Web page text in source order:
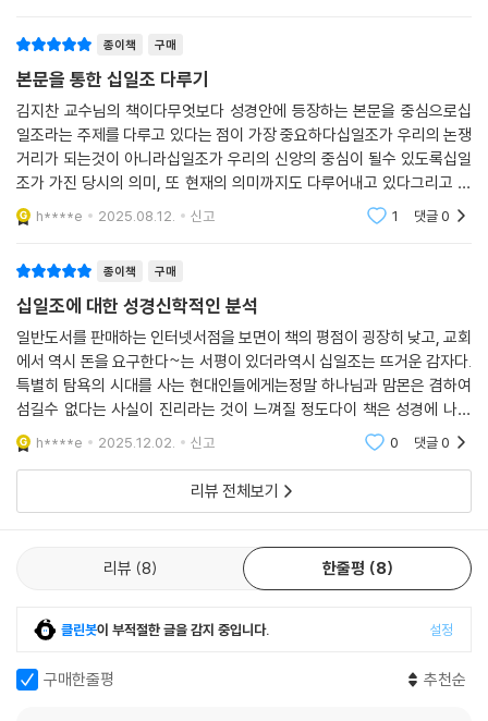
게 제시한다.
- 우병훈 (고신대학교 신학과, 교의학 교수)
복음에 합당한 거룩한 교회를 세우고자 하는 성도라면 반드시 읽어야 할
소중한 책이다.
성경의 원천으로 돌아가 십일조의 진정한 의미를 회복시키는 귀중한 안내
- 홍성환 (이천신하교회 목사)
모든 성도들과 목회자들에게 이 책의 메시지를 전하고 공유하고 싶은 마음
이 간절하다.
- 박지웅 (내수동교회 목사)
십일조가 단순히 액수의 문제가 아닌 ‘영적 정체성’의 문제라는 부분에서
심하게 찔림을 받았다.
하기를 간절히 바란다.
- 장세훈 (합동신학대학원 대학교 구약학 교수)
종이책 구매
본문을 통한 십일조 다루기
김지찬 교수님의 책이다무엇보다 성경안에 등장하는 본문을 중심으로십
일조라는 주제를 다루고 있다는 점이 가장 중요하다십일조가 우리의 논쟁
거리가 되는것이 아니라십일조가 우리의 신앙의 중심이 될수 있도록십일
조가 가진 당시의 의미, 또 현재의 의미까지도 다루어내고 있다그리고 십
일조에 대한 오해를 이해로 바꾸는데 도움이 되는 도구가 되길 기대한다
h****e 2025.08.12. 신고 1 댓글0
종이책 구매
십일조에 대한 성경신학적인 분석
일반도서를 판매하는 인터넷서점을 보면이 책의 평점이 굉장히 낮고, 교회
에서 역시 돈을 요구한다~는 서평이 있더라역시 십일조는 뜨거운 감자다.
특별히 탐욕의 시대를 사는 현대인들에게는정말 하나님과 맘몬은 겸하여
섬길수 없다는 사실이 진리라는 것이 느껴질 정도다이 책은 성경에 나온
십일조를 빠짐없이 조사해서기존의 오해를 바로 잡고 깊은 의미를 끄집어
내는데 초점이 맞춰
h****e 2025.12.02. 신고 0 댓글0
리뷰 전체보기
리뷰 8 한줄평 8
클린봇이 부적절한 글을 감지 중입니다. 설정
구매한줄평 추천순